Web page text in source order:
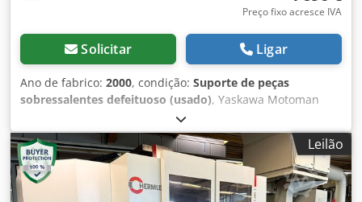
Preço fixo acresce IVA
Solicitar Ligar
Ano de fabrico: 2000, condição: Suporte de peças
sobressalentes defeituoso (usado), Yaskawa Motoman
UP130 robô de 6 eixos com controlador Motoman Xrc Robô:
Motoman YR-UP130-A00 Controlo manual: Yasnac Mrc Ano
de fabrico: 2000 (6º mês) Controlos robotizados: Motoman
Xrc ERCS UP130-RE00 Controlo manual: Yasnac Mrc Ano de
construção: 2001 - Eixo: 6 - Capacidade de carga: 130 kg -
Leilão